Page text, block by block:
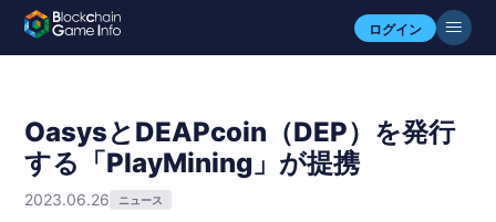
ログイン
OasysとDEAPcoin（DEP）を発行
する「PlayMining」が提携
2023.06.26 ニュース